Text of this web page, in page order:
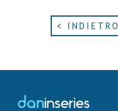
< INDIETRO